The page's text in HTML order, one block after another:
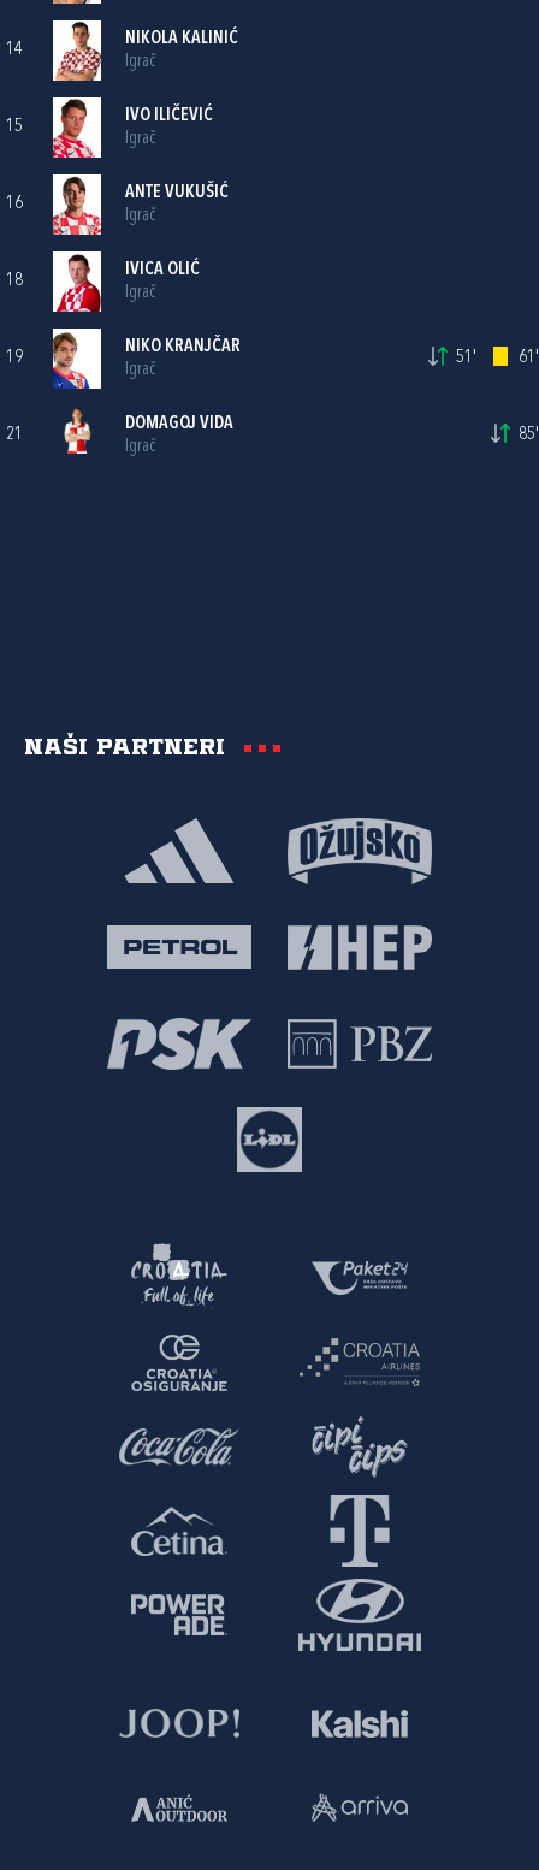
14
NIKOLA KALINIĆ
Igrač
15
IVO ILIČEVIĆ
Igrač
16
ANTE VUKUŠIĆ
Igrač
18
IVICA OLIĆ
Igrač
19
NIKO KRANJČAR
Igrač
51' 61'
21
DOMAGOJ VIDA
Igrač
85'
Naši partneri